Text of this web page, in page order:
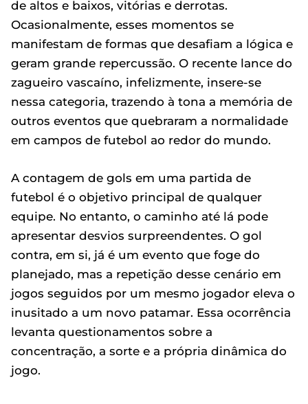
de altos e baixos, vitórias e derrotas.
Ocasionalmente, esses momentos se
manifestam de formas que desafiam a lógica e
geram grande repercussão. O recente lance do
zagueiro vascaíno, infelizmente, insere-se
nessa categoria, trazendo à tona a memória de
outros eventos que quebraram a normalidade
em campos de futebol ao redor do mundo.
A contagem de gols em uma partida de
futebol é o objetivo principal de qualquer
equipe. No entanto, o caminho até lá pode
apresentar desvios surpreendentes. O gol
contra, em si, já é um evento que foge do
planejado, mas a repetição desse cenário em
jogos seguidos por um mesmo jogador eleva o
inusitado a um novo patamar. Essa ocorrência
levanta questionamentos sobre a
concentração, a sorte e a própria dinâmica do
jogo.